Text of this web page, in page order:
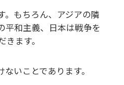
。もちろん、アジアの隣
平和主義、日本は戦争を
ます。
いことであります。